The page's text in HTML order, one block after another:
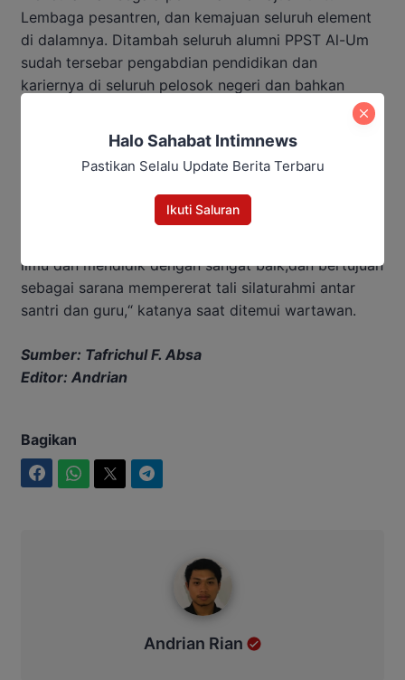
Lembaga pesantren, dan kemajuan seluruh element
di dalamnya. Ditambah seluruh alumni PPST Al-Um
sudah tersebar pengabdian pendidikan dan
kariernya di seluruh pelosok negeri dan bahkan
Terakhir, ketua pelaksana Halal Bi Halal IKBAS Al-Um
Bima Putra Atmaja dari alumni angkatan Excellent
Generation In Unity (EXERTY) menambahkan,
“Adanya acara ini sebagai bentuk rasa terimakasih
ilmu dan mendidik dengan sangat baik,dan bertujuan
sebagai sarana mempererat tali silaturahmi antar
santri dan guru,“ katanya saat ditemui wartawan.
Sumber: Tafrichul F. Absa
Editor: Andrian
Bagikan
Andrian Rian
Halo Sahabat Intimnews
Pastikan Selalu Update Berita Terbaru
Ikuti Saluran